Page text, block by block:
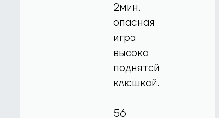
2мин.
опасная
игра
высоко
поднятой
клюшкой.
56